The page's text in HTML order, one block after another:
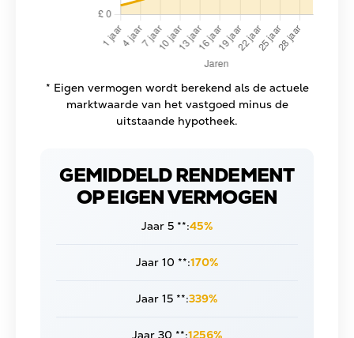
* Eigen vermogen wordt berekend als de actuele
marktwaarde van het vastgoed minus de
uitstaande hypotheek.
GEMIDDELD RENDEMENT
OP EIGEN VERMOGEN
Jaar 5 **:45%
Jaar 10 **:170%
Jaar 15 **:339%
Jaar 30 **:1256%